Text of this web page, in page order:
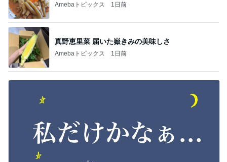
Amebaトピックス 1日前
真野恵里菜 届いた嶽きみの美味しさ
Amebaトピックス 1日前